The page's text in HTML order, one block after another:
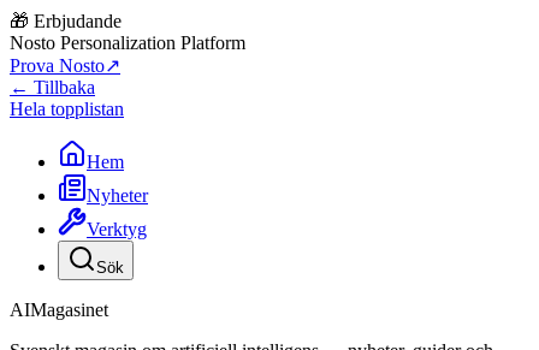
🎁 Erbjudande
Nosto Personalization Platform
Prova Nosto↗
← Tillbaka
Hela topplistan
Hem
Nyheter
Verktyg
Sök
AIMagasinet